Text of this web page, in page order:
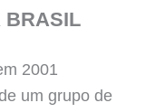
BRASIL
2001
um grupo de